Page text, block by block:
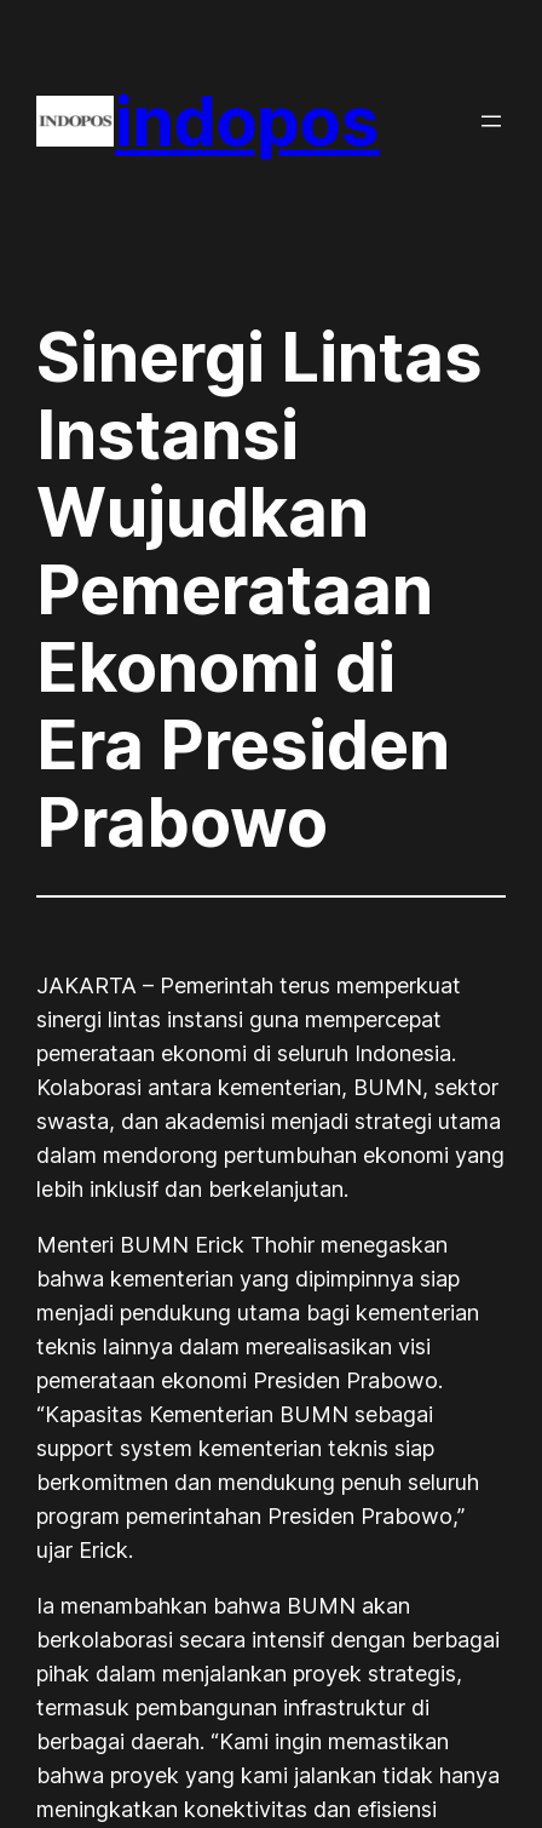
content
indopos
Sinergi Lintas
Instansi
Wujudkan
Pemerataan
Ekonomi di
Era Presiden
Prabowo
JAKARTA – Pemerintah terus memperkuat
sinergi lintas instansi guna mempercepat
pemerataan ekonomi di seluruh Indonesia.
Kolaborasi antara kementerian, BUMN, sektor
swasta, dan akademisi menjadi strategi utama
dalam mendorong pertumbuhan ekonomi yang
lebih inklusif dan berkelanjutan.
Menteri BUMN Erick Thohir menegaskan
bahwa kementerian yang dipimpinnya siap
menjadi pendukung utama bagi kementerian
teknis lainnya dalam merealisasikan visi
pemerataan ekonomi Presiden Prabowo.
“Kapasitas Kementerian BUMN sebagai
support system kementerian teknis siap
berkomitmen dan mendukung penuh seluruh
program pemerintahan Presiden Prabowo,”
ujar Erick.
Ia menambahkan bahwa BUMN akan
berkolaborasi secara intensif dengan berbagai
pihak dalam menjalankan proyek strategis,
termasuk pembangunan infrastruktur di
berbagai daerah. “Kami ingin memastikan
bahwa proyek yang kami jalankan tidak hanya
meningkatkan konektivitas dan efisiensi